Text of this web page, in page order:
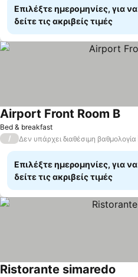
Επιλέξτε ημερομηνίες, για να
δείτε τις ακριβείς τιμές
Bed & breakfast
Airport Front Room B
/ Δεν υπάρχει διαθέσιμη βαθμολογία
Επιλέξτε ημερομηνίες, για να
δείτε τις ακριβείς τιμές
Ristorante simaredo